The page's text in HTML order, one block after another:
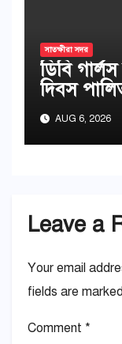
সাতক্ষীরা সদর
ডিবি
দিবস
AUG 6, 2026
Leave a
Your email
fields are marked
Comment *